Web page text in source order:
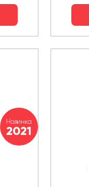
Новинка
2021